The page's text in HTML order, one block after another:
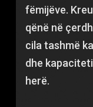
fëmijëve.
qënë në
cila tashmë
dhe
herë.